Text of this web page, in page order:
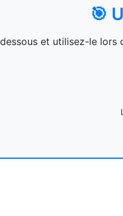
🎯
et utilisez-le